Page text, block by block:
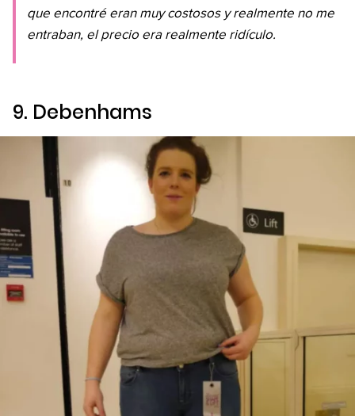
que encontré eran muy costosos y realmente no me
entraban, el precio era realmente ridículo.
9. Debenhams